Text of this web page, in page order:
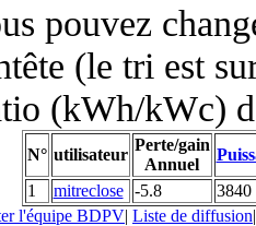
pouvez
(le tri est
(kWh/kWc)
N° utilisateur
Perte/gain
Annuel
1
mitreclose -5.8
3840
l'équipe BDPV| Liste de diffusion